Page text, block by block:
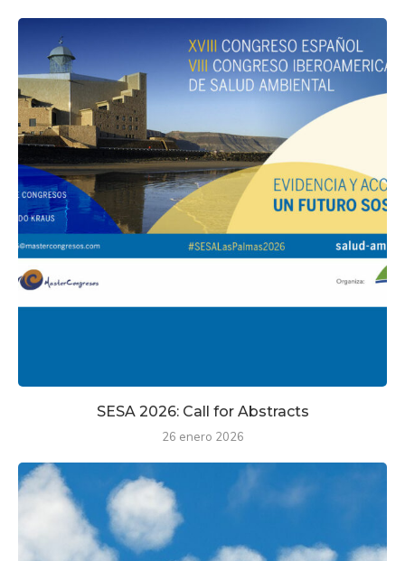
SESA 2026: Call for Abstracts
26 enero 2026